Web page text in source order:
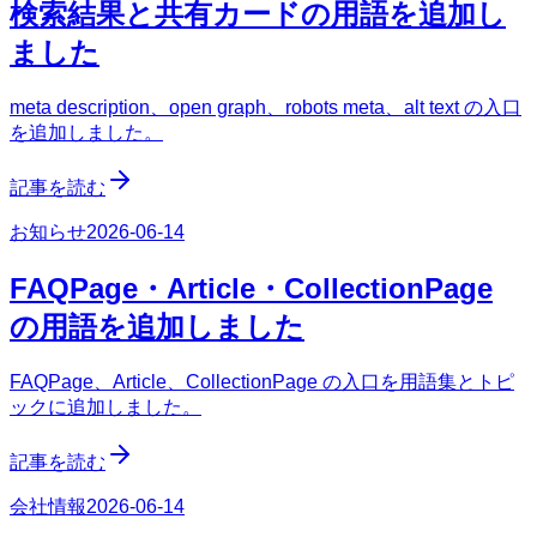
検索結果と共有カードの用語を追加し
ました
meta description、open graph、robots meta、alt text の入口
を追加しました。
記事を読む
お知らせ2026-06-14
FAQPage・Article・CollectionPage
の用語を追加しました
FAQPage、Article、CollectionPage の入口を用語集とトピ
ックに追加しました。
記事を読む
会社情報2026-06-14